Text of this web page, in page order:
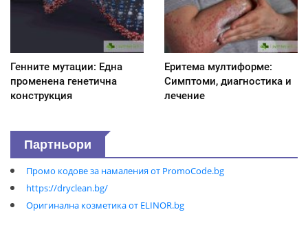
Генните мутации: Една
променена генетична
конструкция
Еритема мултиформе:
Симптоми, диагностика и
лечение
Партньори
Промо кодове за намаления от PromoCode.bg
https://dryclean.bg/
Оригинална козметика от ELINOR.bg